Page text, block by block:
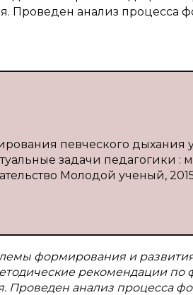
Проведен анализ процесса
певческого
задачи педагогики :
Молодой ученый,
формирования и
рекомендации
анализ процесса